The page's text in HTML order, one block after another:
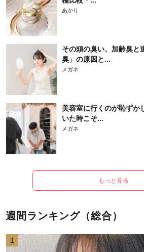
あかり
その頭の臭い、加齢臭と
臭」の原因と...
メガネ
美容室に行くのが恥ずか
いた時こそ...
メガネ
もっと見る
週間ランキング（総合）
1